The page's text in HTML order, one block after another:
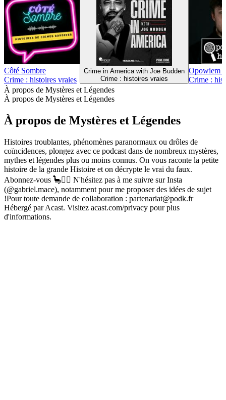
Côté Sombre
Crime : histoires vraies
Crime in America with Joe Budden
Crime : histoires vraies
Opowiem
Crime :
À propos de Mystères et Légendes
À propos de Mystères et Légendes
À propos de Mystères et Légendes
Histoires troublantes, phénomènes paranormaux ou drôles de
coïncidences, plongez avec ce podcast dans de nombreux mystères,
mythes et légendes plus ou moins connus. On vous raconte la petite
histoire de la grande Histoire et on décrypte le vrai du faux.
Abonnez-vous 🦕🙋‍♂️ N'hésitez pas à me suivre sur Insta
(@gabriel.mace), notamment pour me proposer des idées de sujet
!Pour toute demande de collaboration : partenariat@podk.fr
Hébergé par Acast. Visitez acast.com/privacy pour plus
d'informations.